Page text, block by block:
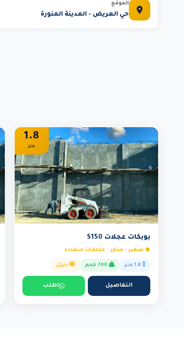
الموقع
حي العريض - المدينة المنورة
1.8
متر
بوبكات عجلات S150
صغير - مناور - ملحقات متعددة
ديزل
التفاصيل اطلب